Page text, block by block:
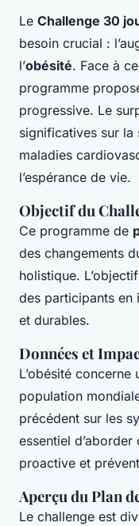
Le Challenge 30
besoin crucial :
l’obésité. Face à
programme
progressive. Le
significatives sur la
maladies
l’espérance de vie.
Objectif du
Ce programme de
des changements
holistique.
des participants en
et durables.
Données et
L’obésité
population
précédent sur les
essentiel
proactive et
Aperçu du Plan
Le challenge est